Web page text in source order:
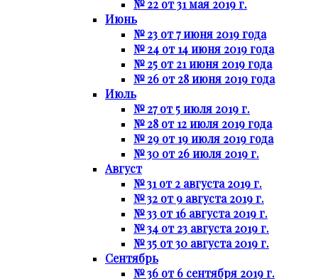
№ 22 от 31 мая 2019 г.
Июнь
№ 23 от 7 июня 2019 года
№ 24 от 14 июня 2019 года
№ 25 от 21 июня 2019 года
№ 26 от 28 июня 2019 года
Июль
№ 27 от 5 июля 2019 г.
№ 28 от 12 июля 2019 года
№ 29 от 19 июля 2019 года
№ 30 от 26 июля 2019 г.
Август
№ 31 от 2 августа 2019 г.
№ 32 от 9 августа 2019 г.
№ 33 от 16 августа 2019 г.
№ 34 от 23 августа 2019 г.
№ 35 от 30 августа 2019 г.
Сентябрь
№ 36 от 6 сентября 2019 г.